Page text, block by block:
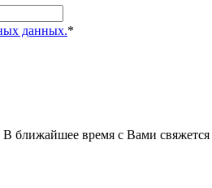
данных.*
ближайшее время с Вами